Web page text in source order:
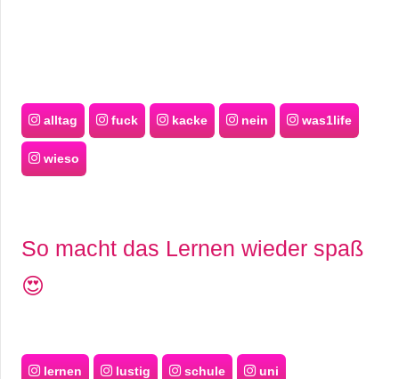
alltag fuck kacke nein was1life
wieso
So macht das Lernen wieder spaß
😍
lernen lustig schule uni